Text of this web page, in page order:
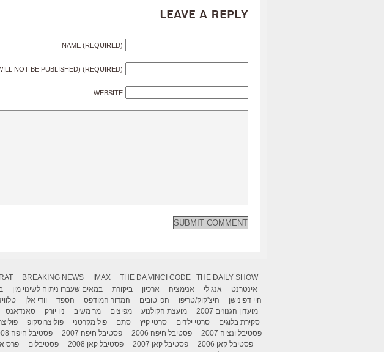
Leave a Reply
NAME (REQUIRED)
NOT BE PUBLISHED) (REQUIRED)
WEBSITE
BREAKING NEWS IMAX THE DA VINCI CODE THE DAILY SHOW
אינטרנט
אנג לי אנימציה ארכיון ביקורת במאים שעברו ניתוח לשינוי מין
היי דפינישן
היצ'קוק/טריפו הכי טובים המדור המודפס הספד וודי אלן
מועדון הגנוזים 2007
מועצת הקולנוע מפיצים מר משיב ניו יורק סאנדאנס
סקירת בלוגים
סרטי ילדים סרטי קיץ סתם פול מקרטני פוליצרוסקופ
פסטיבל ונציה 2007
פסטיבל חיפה 2006 פסטיבל חיפה 2007 פסטיבל חיפה 2008
פסטיבל קאן 2006
פסטיבל קאן 2007 פסטיבל קאן 2008 פסטיבלים פרס